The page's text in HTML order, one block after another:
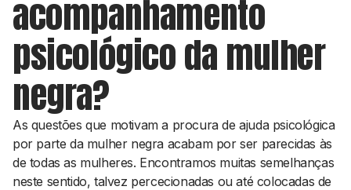
acompanhamento
psicológico da mulher
negra?
As questões que motivam a procura de ajuda psicológica
por parte da mulher negra acabam por ser parecidas às
de todas as mulheres. Encontramos muitas semelhanças
neste sentido, talvez percecionadas ou até colocadas de